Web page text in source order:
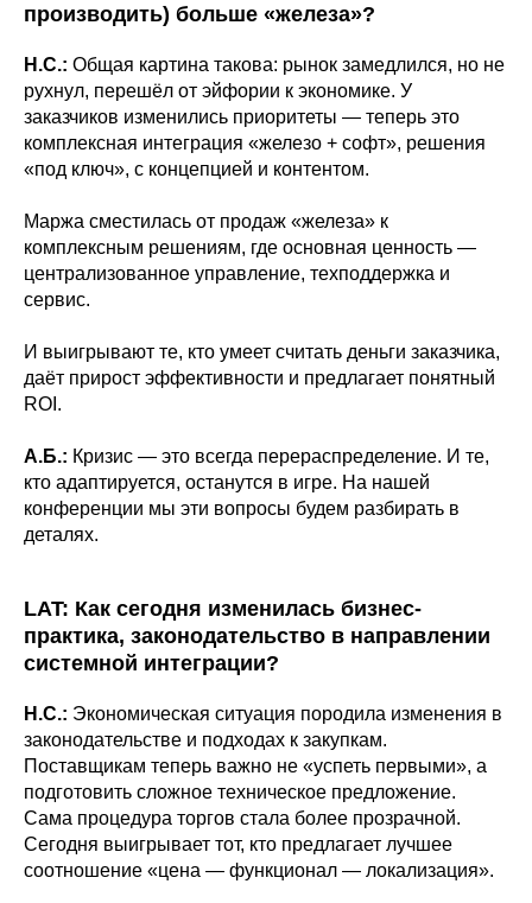
производить) больше «железа»?
Н.С.: Общая картина такова: рынок замедлился, но не
рухнул, перешёл от эйфории к экономике. У
заказчиков изменились приоритеты — теперь это
комплексная интеграция «железо + софт», решения
«под ключ», с концепцией и контентом.
Маржа сместилась от продаж «железа» к
комплексным решениям, где основная ценность —
централизованное управление, техподдержка и
сервис.
И выигрывают те, кто умеет считать деньги заказчика,
даёт прирост эффективности и предлагает понятный
ROI.
А.Б.: Кризис — это всегда перераспределение. И те,
кто адаптируется, останутся в игре. На нашей
конференции мы эти вопросы будем разбирать в
деталях.
LAT: Как сегодня изменилась бизнес-
практика, законодательство в направлении
системной интеграции?
Н.С.: Экономическая ситуация породила изменения в
законодательстве и подходах к закупкам.
Поставщикам теперь важно не «успеть первыми», а
подготовить сложное техническое предложение.
Сама процедура торгов стала более прозрачной.
Сегодня выигрывает тот, кто предлагает лучшее
соотношение «цена — функционал — локализация».